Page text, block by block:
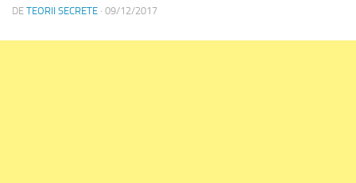
DE TEORII SECRETE · 09/12/2017